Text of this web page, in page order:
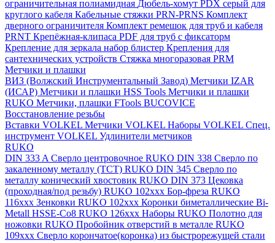
ограничительная полиамидная Дюбель-хомут PDX серый для
круглого кабеля Кабельные стяжки PRN-PRNS Комплект
дверного ограничителя Комплект ремешок для труб и кабеля
PRNT Крепёжная-клипаса PDF для труб с фиксаторм
Крепление для зеркала набор блистер Крепления для
сантехнических устройств Стяжка многоразовая PRM
Метчики и плашки
ВИЗ (Волжский Инструментальный Завод) Метчики IZAR
(ИСАР) Метчики и плашки HSS Tools Метчики и плашки
RUKO Метчики, плашки FTools BUCOVICE
Восстановление резьбы
Вставки VOLKEL Метчики VOLKEL Наборы VOLKEL Спец.
инструмент VOLKEL Удлинители метчиков
RUKO
DIN 333 A Сверло центровочное RUKO DIN 338 Сверло по
закаленному металлу (ТСТ) RUKO DIN 345 Сверло по
металлу конический хвостовик RUKO DIN 373 Цековка
(проходная/под резьбу) RUKO 102xxx Бор-фреза RUKO
116xxx Зенковки RUKO 102xxx Коронки биметаллические Bi-
Metall HSSE-Co8 RUKO 126ххх Наборы RUKO Полотно для
ножовки RUKO Пробойник отверстий в металле RUKO
109ххх Сверло корончатое(коронка) из быстрорежущей стали